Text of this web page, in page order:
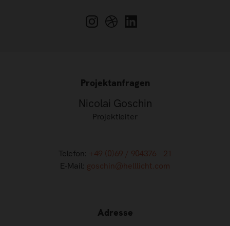
Projektanfragen
Nicolai Goschin
Projektleiter
Telefon: +49 (0)69 / 904376 - 21
E-Mail: goschin@helllicht.com
Adresse